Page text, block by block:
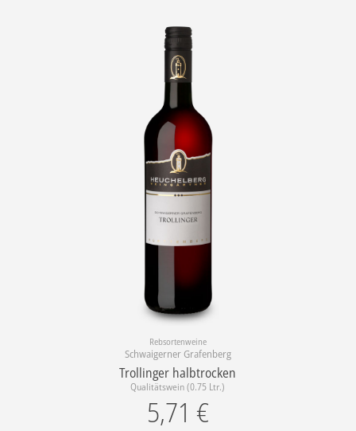
Rebsortenweine
Schwaigerner Grafenberg
Trollinger halbtrocken
Qualitätswein (0.75 Ltr.)
5,71 €